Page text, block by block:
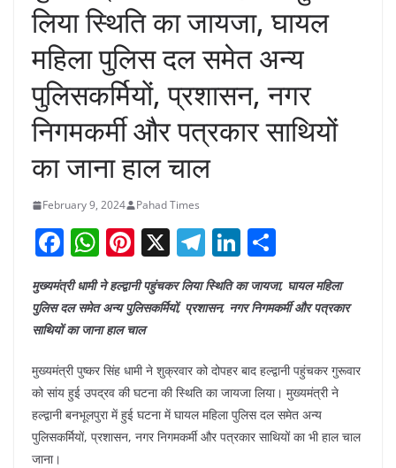
लिया स्थिति का जायजा, घायल
महिला पुलिस दल समेत अन्य
पुलिसकर्मियों, प्रशासन, नगर
निगमकर्मी और पत्रकार साथियों
का जाना हाल चाल
February 9, 2024 Pahad Times
F
a
c
e
b
o
o
k
W
h
at
s
A
p
p
Pi
nt
er
e
st
X T
el
e
a
m
Li
k
n
ar
मुख्यमंत्री धामी ने हल्द्वानी पहुंचकर लिया स्थिति का जायजा, घायल महिला
पुलिस दल समेत अन्य पुलिसकर्मियों, प्रशासन, नगर निगमकर्मी और पत्रकार
साथियों का जाना हाल चाल
मुख्यमंत्री पुष्कर सिंह धामी ने शुक्रवार को दोपहर बाद हल्द्वानी पहुंचकर गुरूवार
को सांय हुई उपद्रव की घटना की स्थिति का जायजा लिया। मुख्यमंत्री ने
हल्द्वानी बनभूलपुरा में हुई घटना में घायल महिला पुलिस दल समेत अन्य
पुलिसकर्मियों, प्रशासन, नगर निगमकर्मी और पत्रकार साथियों का भी हाल चाल
जाना।